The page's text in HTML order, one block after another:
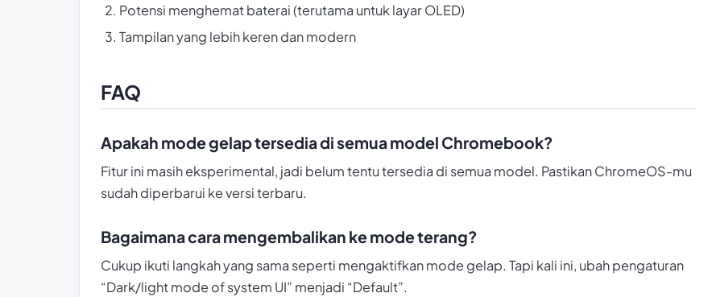
Potensi menghemat baterai (terutama untuk layar OLED)
Tampilan yang lebih keren dan modern
FAQ
Apakah mode gelap tersedia di semua model Chromebook?
Fitur ini masih eksperimental, jadi belum tentu tersedia di semua model. Pastikan ChromeOS-mu
sudah diperbarui ke versi terbaru.
Bagaimana cara mengembalikan ke mode terang?
Cukup ikuti langkah yang sama seperti mengaktifkan mode gelap. Tapi kali ini, ubah pengaturan
“Dark/light mode of system UI” menjadi “Default”.